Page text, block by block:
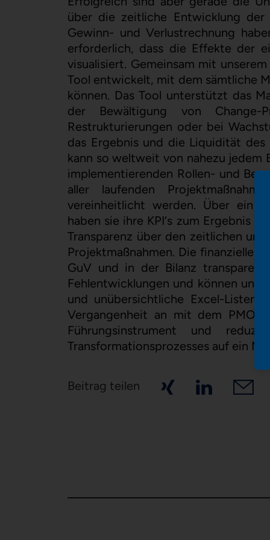
über die zeitliche Entwicklung
Gewinn- und Verlustrechnung
erforderlich, dass die Effekte der
visualisiert. Gemeinsam mit
Tool entwickelt, mit dem sämtliche
können. Das Tool unterstützt das
der Bewältigung von
Restrukturierungen oder bei
das Ergebnis und die Liquidität
kann so weltweit von nahezu jedem
implementierenden Rollen- und
aller laufenden
vereinheitlicht werden. Über ein
haben sie ihre KPI‘s zum Ergebnis
Transparenz über den zeitlichen
Projektmaßnahmen. Die
GuV und in der Bilanz
Fehlentwicklungen und können
und unübersichtliche Excel-Listen
Vergangenheit an mit dem PMO-
Führungsinstrument und
Transformationsprozesses auf ein
Beitrag teilen